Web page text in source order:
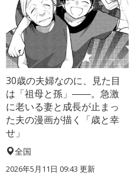
30歳の夫婦なのに、見た目
は「祖母と孫」――。急激
に老いる妻と成長が止まっ
た夫の漫画が描く「歳と幸
せ」
全国
2026年5月11日 09:43 更新